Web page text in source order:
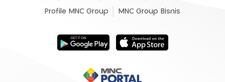
Profile MNC Group MNC Group Bisnis